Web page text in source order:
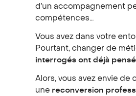
d’un accompagnement
compétences…
Vous avez dans votre
Pourtant, changer de
interrogés ont déjà
Alors, vous avez envie
une reconversion